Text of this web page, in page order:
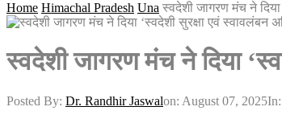
Home Himachal Pradesh Una स्वदेशी जागरण मंच ने
स्वदेशी जागरण मंच ने दिया
Posted By: Dr. Randhir Jaswalon: August 07, 2025In: